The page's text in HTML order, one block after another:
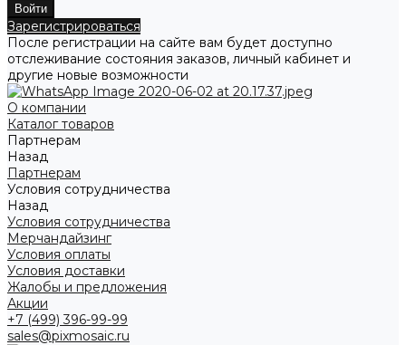
Зарегистрироваться
После регистрации на сайте вам будет доступно
отслеживание состояния заказов, личный кабинет и
другие новые возможности
О компании
Каталог товаров
Партнерам
Назад
Партнерам
Условия сотрудничества
Назад
Условия сотрудничества
Мерчандайзинг
Условия оплаты
Условия доставки
Жалобы и предложения
Акции
+7 (499) 396-99-99
sales@pixmosaic.ru